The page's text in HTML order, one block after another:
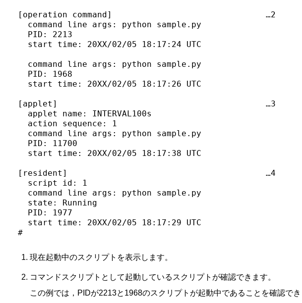
[operation command]                               …2
  command line args: python sample.py
  PID: 2213
  start time: 20XX/02/05 18:17:24 UTC
  command line args: python sample.py
  PID: 1968
  start time: 20XX/02/05 18:17:26 UTC
[applet]                                          …3
  applet name: INTERVAL100s
  action sequence: 1
  command line args: python sample.py
  PID: 11700
  start time: 20XX/02/05 18:17:38 UTC
[resident]                                        …4
  script id: 1
  command line args: python sample.py
  state: Running
  PID: 1977
  start time: 20XX/02/05 18:17:29 UTC
#
現在起動中のスクリプトを表示します。
コマンドスクリプトとして起動しているスクリプトが確認できます。
この例では，PIDが2213と1968のスクリプトが起動中であることを確認でき